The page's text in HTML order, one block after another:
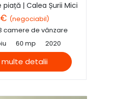
| Calea Șurii Mici
(negociabil)
camere de vânzare
60 mp 2020
multe detalii